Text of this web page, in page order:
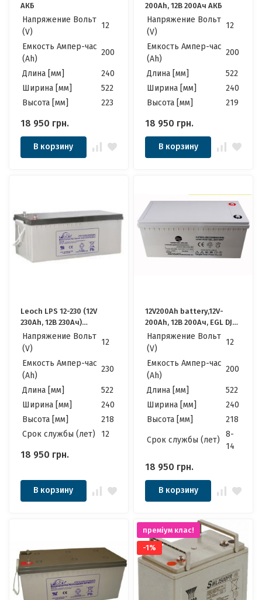
АКБ
Напряжение Вольт
(V)
12
Емкость Ампер-час
(Ah)
200
Длина [мм]
240
Ширина [мм]
522
Высота [мм]
223
18 950 грн.
В корзину
200Ah, 12В 200Ач АКБ
Напряжение Вольт
(V)
12
Емкость Ампер-час
(Ah)
200
Длина [мм]
522
Ширина [мм]
240
Высота [мм]
219
18 950 грн.
В корзину
Leoch LPS 12-230 (12V
230Ah, 12В 230Ач)
Аккумулятор Леоч
Напряжение Вольт
(V)
12
Емкость Ампер-час
(Ah)
230
Длина [мм]
522
Ширина [мм]
240
Высота [мм]
218
Cрок службы (лет)
12
18 950 грн.
В корзину
12V200Ah battery,12V-
200Ah, 12В 200Ач, EGL DJM
GEL АКБ
Напряжение Вольт
(V)
12
Емкость Ампер-час
(Ah)
200
Длина [мм]
522
Ширина [мм]
240
Высота [мм]
218
Cрок службы (лет)
8-
14
18 950 грн.
В корзину
преміум клас!
-1%